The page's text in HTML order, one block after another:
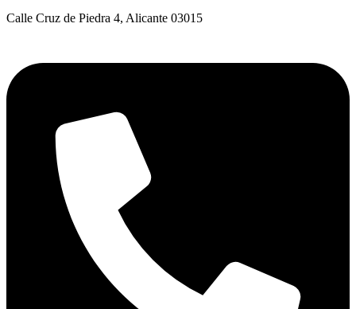
Calle Cruz de Piedra 4, Alicante 03015